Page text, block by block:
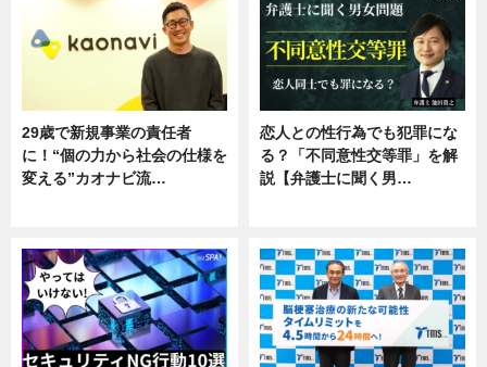
29歳で新規事業の責任者
に！“個の力から社会の仕様を
変える”カオナビ流…
恋人との性行為でも犯罪にな
る？「不同意性交等罪」を解
説【弁護士に聞く男…